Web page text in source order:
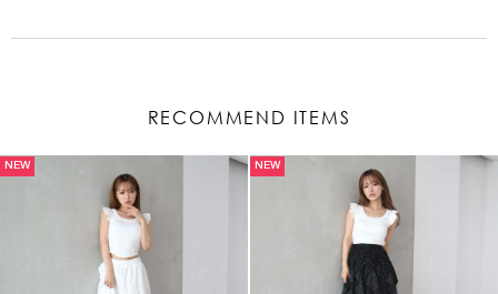
RECOMMEND ITEMS
NEW NEW